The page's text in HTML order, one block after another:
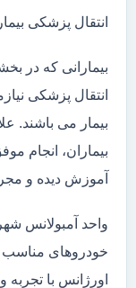
انتقال پزشکی
بیمارانی که در
انتقال پزشکی
بیمار می باشند.
بیماران، انجام
آموزش دیده و
واحد آمبولانس
خودروهای مناسب
اورژانس با تجربه